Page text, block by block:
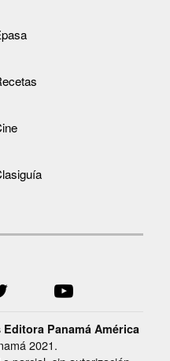
Editora Panamá América
2021.